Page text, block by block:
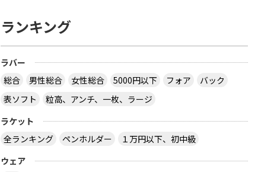
ランキング
ラバー
総合
男性総合 女性総合 5000円以下 フォア
バック
表ソフト
粒高、アンチ、一枚、ラージ
ラケット
全ランキング
ペンホルダー
１万円以下、初中級
ウェア